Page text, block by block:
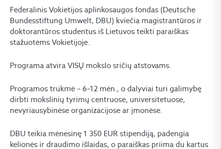
Federalinis Vokietijos aplinkosaugos fondas (Deutsche
Bundesstiftung Umwelt, DBU) kviečia magistrantūros ir
doktorantūros studentus iš Lietuvos teikti paraiškas
stažuotėms Vokietijoje.
Programa atvira VISŲ mokslo sričių atstovams.
Programos trukmė – 6–12 mėn., o dalyviai turi galimybę
dirbti mokslinių tyrimų centruose, universitetuose,
nevyriausybinėse organizacijose ar įmonėse.
DBU teikia mėnesinę 1 350 EUR stipendiją, padengia
kelionės ir draudimo išlaidas, o paraiškas priima du kartus